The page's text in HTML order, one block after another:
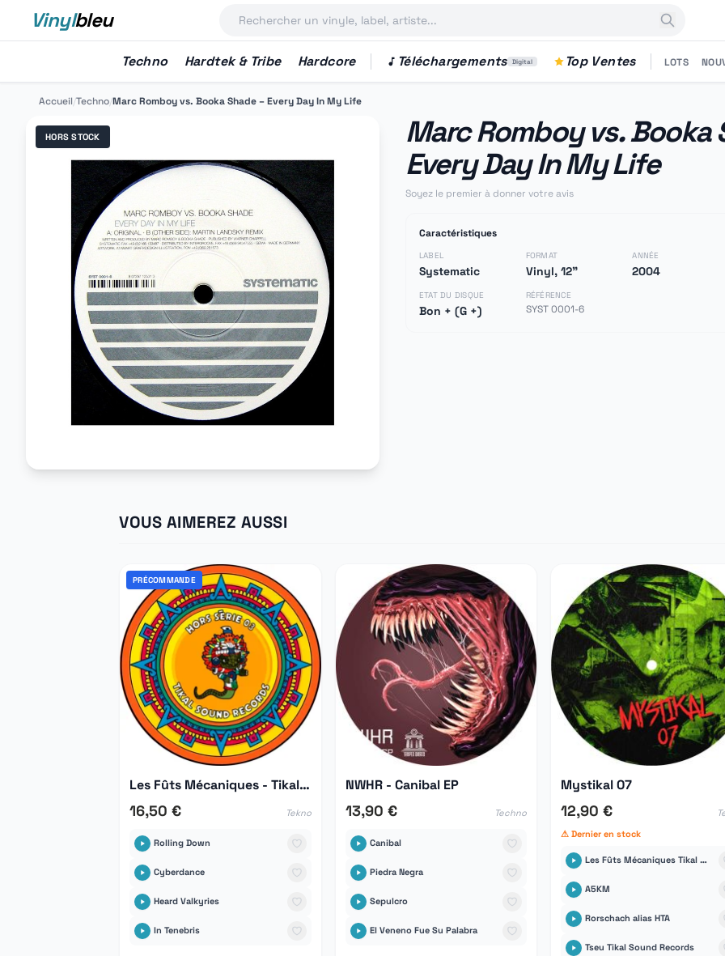
Vinylbleu
Techno Hardtek & Tribe Hardcore Téléchargements Digital Top Ventes LOTS
Accueil/Techno/Marc Romboy vs. Booka Shade ‎– Every Day In My Life
HORS STOCK
Marc Romboy vs. Booka
Every Day In My Life
Soyez le premier à donner votre avis
Caractéristiques
LABEL
Systematic
FORMAT
Vinyl, 12"
ANNÉE
2004
ETAT DU DISQUE
Bon + (G +)
RÉFÉRENCE
SYST 0001-6
VOUS AIMEREZ AUSSI
PRÉCOMMANDE
Les Fûts Mécaniques - Tikal Hors Série 03
16,50 € Tekno
Rolling Down
Cyberdance
Heard Valkyries
In Tenebris
NWHR - Canibal EP
13,90 € Techno
Canibal
Piedra Negra
Sepulcro
El Veneno Fue Su Palabra
Mystikal 07
12,90 €
⚠ Dernier en stock
Les Fûts Mécaniques Tikal Sound Records
A5KM
Rorschach alias HTA
Tseu Tikal Sound Records